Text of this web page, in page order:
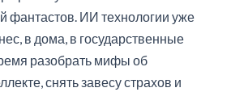
фантастов. ИИ технологии уже
в дома, в государственные
разобрать мифы об
снять завесу страхов и